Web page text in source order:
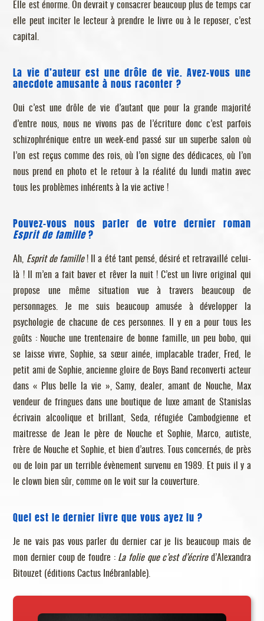
Elle est énorme. On devrait y consacrer beaucoup plus de temps car
elle peut inciter le lecteur à prendre le livre ou à le reposer, c’est
capital.
La vie d’auteur est une drôle de vie. Avez-vous une
anecdote amusante à nous raconter ?
Oui c’est une drôle de vie d’autant que pour la grande majorité
d’entre nous, nous ne vivons pas de l’écriture donc c’est parfois
schizophrénique entre un week-end passé sur un superbe salon où
l’on est reçus comme des rois, où l’on signe des dédicaces, où l’on
nous prend en photo et le retour à la réalité du lundi matin avec
tous les problèmes inhérents à la vie active !
Pouvez-vous nous parler de votre dernier roman
Esprit de famille?
Ah, Esprit de famille! Il a été tant pensé, désiré et retravaillé celui-
là ! Il m’en a fait baver et rêver la nuit ! C’est un livre original qui
propose une même situation vue à travers beaucoup de
personnages. Je me suis beaucoup amusée à développer la
psychologie de chacune de ces personnes. Il y en a pour tous les
goûts : Nouche une trentenaire de bonne famille, un peu bobo, qui
se laisse vivre, Sophie, sa sœur ainée, implacable trader, Fred, le
petit ami de Sophie, ancienne gloire de Boys Band reconverti acteur
dans « Plus belle la vie », Samy, dealer, amant de Nouche, Max
vendeur de fringues dans une boutique de luxe amant de Stanislas
écrivain alcoolique et brillant, Seda, réfugiée Cambodgienne et
maitresse de Jean le père de Nouche et Sophie, Marco, autiste,
frère de Nouche et Sophie, et bien d’autres. Tous concernés, de près
ou de loin par un terrible évènement survenu en 1989. Et puis il y a
le clown bien sûr, comme on le voit sur la couverture.
Quel est le dernier livre que vous ayez lu ?
Je ne vais pas vous parler du dernier car je lis beaucoup mais de
mon dernier coup de foudre : La folie que c’est d’écrired’Alexandra
Bitouzet (éditions Cactus Inébranlable).